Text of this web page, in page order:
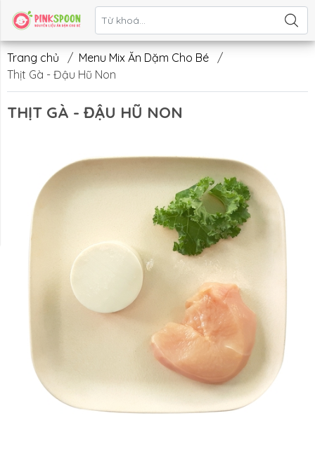
Liên hệ
Trang chủ / Menu Mix Ăn Dặm Cho Bé
/
Thịt Gà - Đậu Hũ Non
THỊT GÀ - ĐẬU HŨ NON